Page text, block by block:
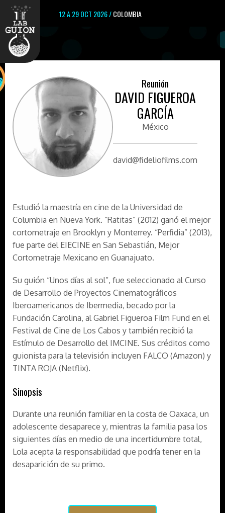
12 A 29 OCT 2026 /COLOMBIA
Reunión
DAVID FIGUEROA
GARCÍA
México
david@fideliofilms.com
Estudió la maestría en cine de la Universidad de
Columbia en Nueva York. “Ratitas” (2012) ganó el mejor
cortometraje en Brooklyn y Monterrey. “Perfidia” (2013),
fue parte del EIECINE en San Sebastián, Mejor
Cortometraje Mexicano en Guanajuato.
Su guión “Unos días al sol”, fue seleccionado al Curso
de Desarrollo de Proyectos Cinematográficos
Iberoamericanos de Ibermedia, becado por la
Fundación Carolina, al Gabriel Figueroa Film Fund en el
Festival de Cine de Los Cabos y también recibió la
Estímulo de Desarrollo del IMCINE. Sus créditos como
guionista para la televisión incluyen FALCO (Amazon) y
TINTA ROJA (Netflix).
Sinopsis
Durante una reunión familiar en la costa de Oaxaca, un
adolescente desaparece y, mientras la familia pasa los
siguientes días en medio de una incertidumbre total,
Lola acepta la responsabilidad que podría tener en la
desaparición de su primo.